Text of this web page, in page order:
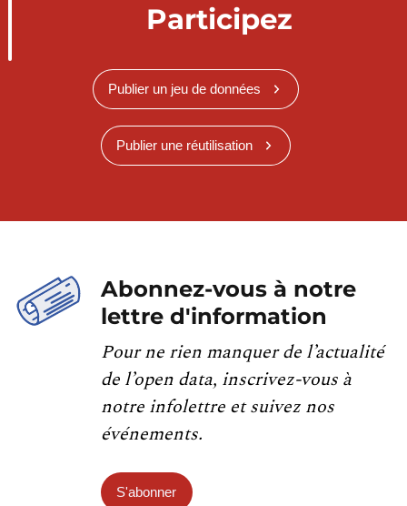
Participez
Publier un jeu de données
Publier une réutilisation
Abonnez-vous à notre
lettre d'information
Pour ne rien manquer de l’actualité
de l’open data, inscrivez-vous à
notre infolettre et suivez nos
événements.
S'abonner